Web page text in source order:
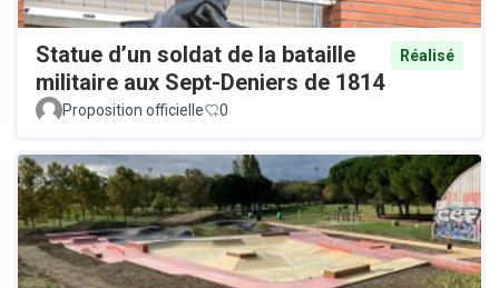
Statue d’un soldat de la bataille
militaire aux Sept-Deniers de 1814
Réalisé
Proposition officielle 0